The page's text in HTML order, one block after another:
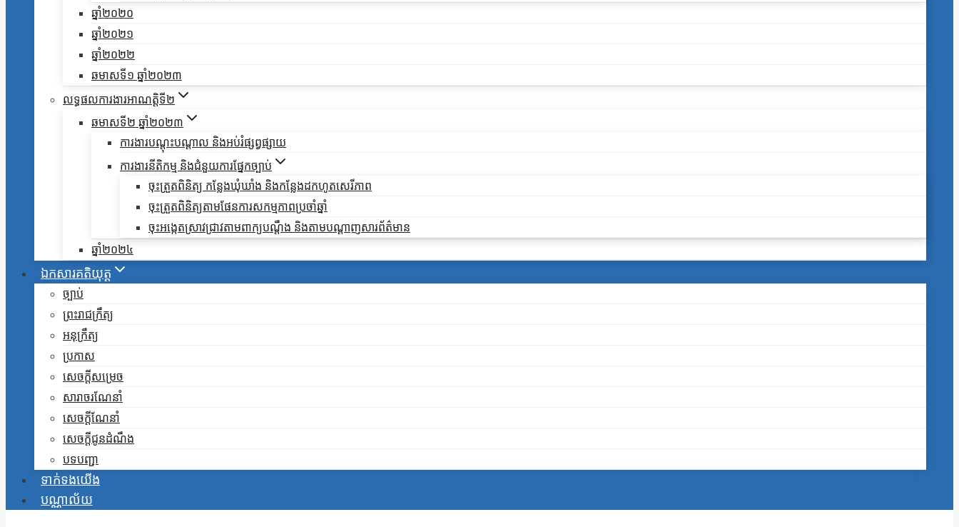
ឆ្នាំ២០២០
ឆ្នាំ២០២១
ឆ្នាំ២០២២
ឆមាសទី១ ឆ្នាំ២០២៣
លទ្ធផលការងារអាណត្តិទី២
ឆមាសទី២ ឆ្នាំ២០២៣
ការងារបណ្តុះបណ្តាល និងអប់រំផ្សព្វផ្សាយ
ការងារនីតិកម្ម និងជំនួយការផ្នែកច្បាប់
ចុះត្រួតពិនិត្យ កន្លែងឃុំឃាំង និងកន្លែងដកហូតសេរីភាព
ចុះត្រួតពិនិត្យតាមផែនការសកម្មភាពប្រចាំឆ្នាំ
ចុះអង្កេតស្រាវជ្រាវតាមពាក្យបណ្តឹង និងតាមបណ្តាញសារព័ត៌មាន
ឆ្នាំ២០២៤
ឯកសារគតិយុត្ត
ច្បាប់
ព្រះរាជក្រឹត្យ
អនុក្រឹត្យ
ប្រកាស
សេចក្តីសម្រេច
សារាចរណែនាំ
សេចក្តីណែនាំ
សេចក្តីជូនដំណឹង
បទបញ្ជា
ទាក់ទងយើង
បណ្ណាល័យ